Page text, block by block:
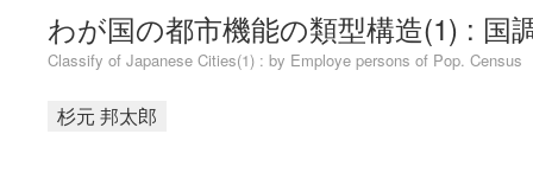
わが国の都市機能の類型構造(1) : 国
Classify of Japanese Cities(1) : by Employe persons of Pop. Census
杉元 邦太郎